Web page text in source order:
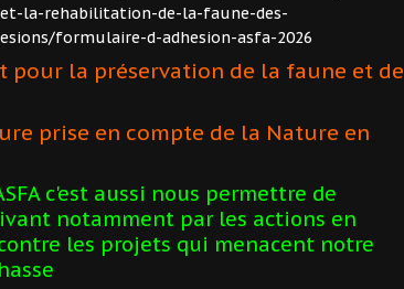
et-la-rehabilitation-de-la-faune-des-
formulaire-d-adhesion-asfa-2026
pour la préservation de la faune et de
prise en compte de la Nature en
c'est aussi nous permettre de
notamment par les actions en
les projets qui menacent notre